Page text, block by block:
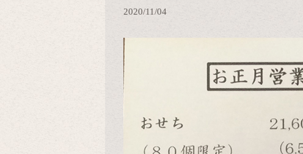
2020/11/04